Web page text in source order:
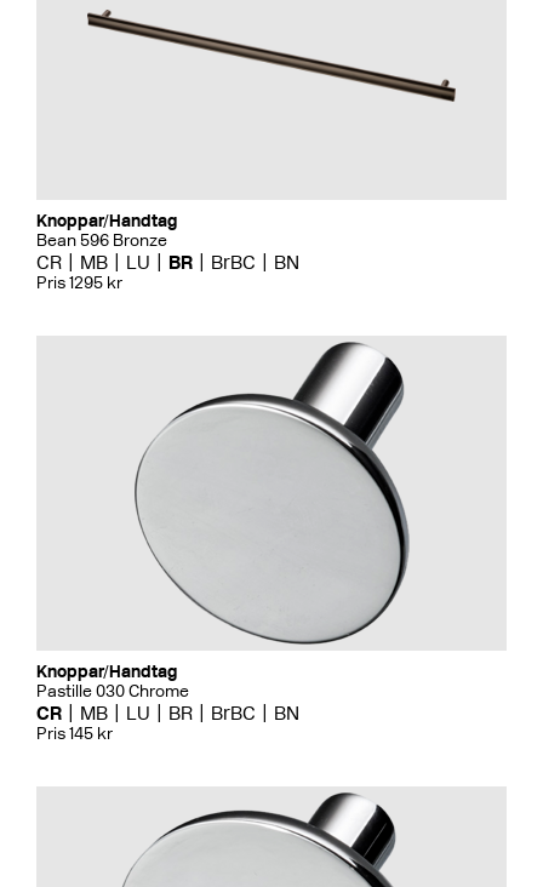
Knoppar/Handtag
Bean 596 Bronze
CR MB LU BR BrBC BN
Pris 1295 kr
Knoppar/Handtag
Pastille 030 Chrome
CR MB LU BR BrBC BN
Pris 145 kr